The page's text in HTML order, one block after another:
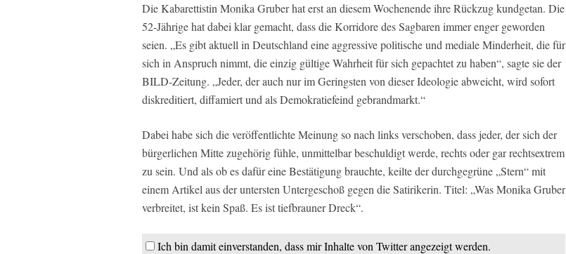
Die Kabarettistin Monika Gruber hat erst an diesem Wochenende ihre Rückzug kundgetan. Die
52-Jährige hat dabei klar gemacht, dass die Korridore des Sagbaren immer enger geworden
seien. „Es gibt aktuell in Deutschland eine aggressive politische und mediale Minderheit, die für
sich in Anspruch nimmt, die einzig gültige Wahrheit für sich gepachtet zu haben“, sagte sie der
BILD-Zeitung. „Jeder, der auch nur im Geringsten von dieser Ideologie abweicht, wird sofort
diskreditiert, diffamiert und als Demokratiefeind gebrandmarkt.“
Dabei habe sich die veröffentlichte Meinung so nach links verschoben, dass jeder, der sich der
bürgerlichen Mitte zugehörig fühle, unmittelbar beschuldigt werde, rechts oder gar rechtsextrem
zu sein. Und als ob es dafür eine Bestätigung brauchte, keilte der durchgegrüne „Stern“ mit
einem Artikel aus der untersten Untergeschoß gegen die Satirikerin. Titel: „Was Monika Gruber
verbreitet, ist kein Spaß. Es ist tiefbrauner Dreck“.
Ich bin damit einverstanden, dass mir Inhalte von Twitter angezeigt werden.